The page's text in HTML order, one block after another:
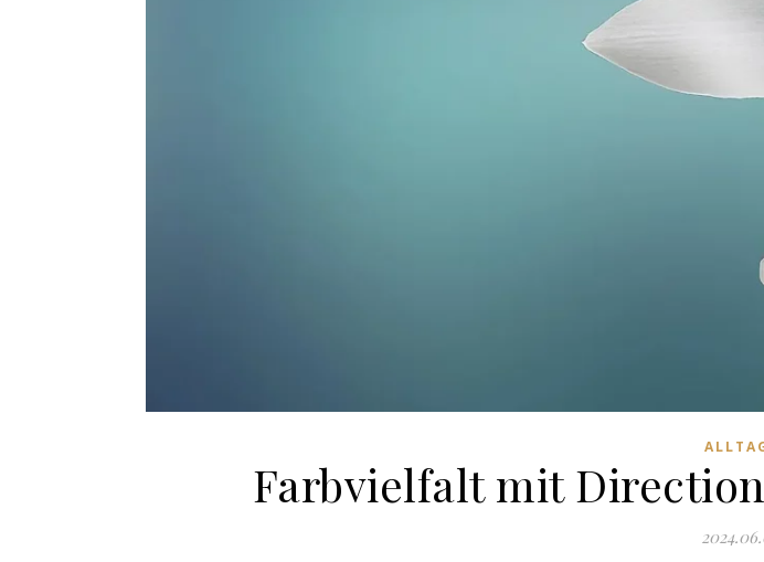
Farbvielfalt mit